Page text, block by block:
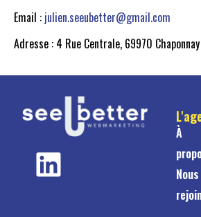
Email : julien.seeubetter@gmail.com
Adresse : 4 Rue Centrale, 69970 Chaponnay
À
Nous